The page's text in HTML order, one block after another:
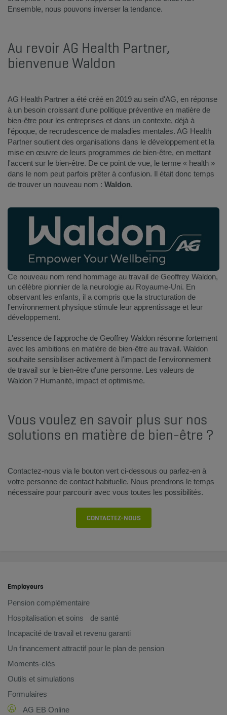
Ensemble, nous pouvons inverser la tendance.
Au revoir AG Health Partner,
bienvenue Waldon ​
​AG Health Partner a été créé en 2019 au sein d'AG, en réponse
à un besoin croissant d'une politique préventive en matière de
bien-être pour les entreprises et dans un contexte, déjà à
l'époque, de recrudescence de maladies mentales. AG Health
Partner soutient des organisations dans le développement et la
mise en œuvre de leurs programmes de bien-être, en mettant
l'accent sur le bien-être. De ce point de vue, le terme « health »
dans le nom peut parfois prêter à confusion. Il était donc temps
de trouver un nouveau nom : Waldon.
​Ce nouveau nom rend hommage au travail de Geoffrey Waldon,
un célèbre pionnier de la neurologie au Royaume-Uni. En
observant les enfants, il a compris que la structuration de
l'environnement physique stimule leur apprentissage et leur
développement.
L'essence de l'approche de Geoffrey Waldon résonne fortement
avec les ambitions en matière de bien-être au travail. Waldon
souhaite sensibiliser activement à l'impact de l'environnement
de travail sur le bien-être d'une personne. Les valeurs de
Waldon ? Humanité, impact et optimisme.
Vous voulez en savoir plus sur nos
solutions en matière de bien-être ? ​
​Contactez-nous via le bouton vert ci-dessous ou parlez-en à
votre personne de contact habituelle. Nous prendrons le temps
nécessaire pour parcourir avec vous toutes les possibilités.
CONTACTEZ-NOUS
Employeurs
Pension complémentaire
Hospitalisation et soins de santé
Incapacité de travail et revenu garanti
Un financement attractif pour le plan de pension
Moments-clés
Outils et simulations
Formulaires
AG EB Online